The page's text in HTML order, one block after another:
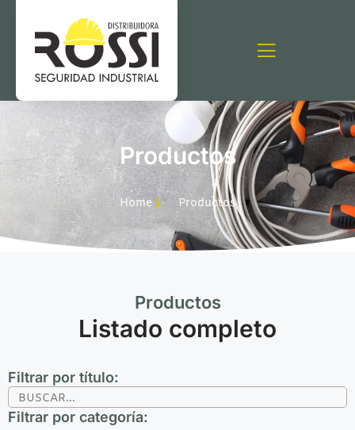
Productos
Home Productos
Productos
Listado completo
Filtrar por título:
Filtrar por categoría: